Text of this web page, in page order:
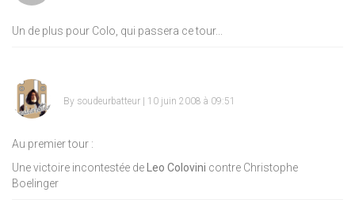
Un de plus pour Colo, qui passera ce tour...
By soudeurbatteur | 10 juin 2008 à 09:51
Au premier tour :
Une victoire incontestée de
Leo Colovini contre Christophe
Boelinger